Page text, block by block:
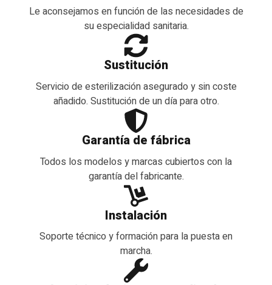
Le aconsejamos en función de las necesidades de
su especialidad sanitaria.
Sustitución
Servicio de esterilización asegurado y sin coste
añadido. Sustitución de un día para otro.
Garantía de fábrica
Todos los modelos y marcas cubiertos con la
garantía del fabricante.
Instalación
Soporte técnico y formación para la puesta en
marcha.